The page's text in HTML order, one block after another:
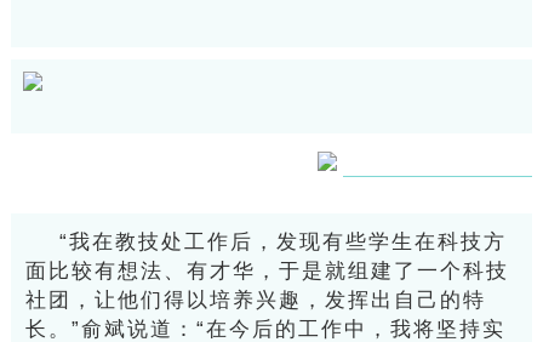
“我在教技处工作后，发现有些学生在科技方
面比较有想法、有才华，于是就组建了一个科技
社团，让他们得以培养兴趣，发挥出自己的特
长。”俞斌说道：“在今后的工作中，我将坚持实